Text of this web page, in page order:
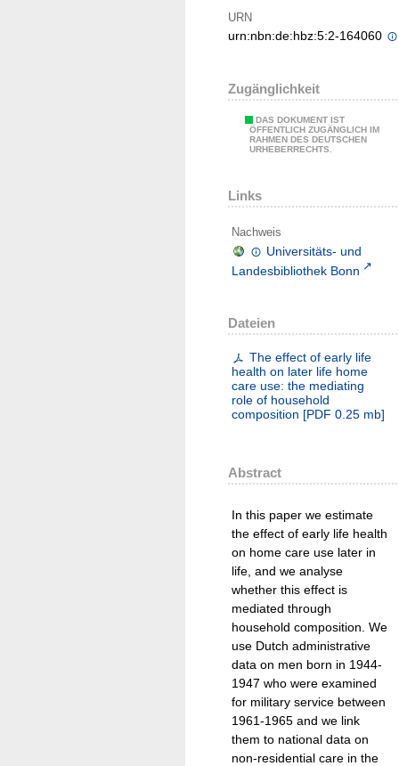
URN
urn:nbn:de:hbz:5:2-164060
Zugänglichkeit
DAS DOKUMENT IST
ÖFFENTLICH ZUGÄNGLICH IM
RAHMEN DES DEUTSCHEN
URHEBERRECHTS.
Links
Nachweis
Universitäts- und
Landesbibliothek Bonn
Dateien
The effect of early life
health on later life home
care use: the mediating
role of household
composition [PDF 0.25 mb]
Abstract
In this paper we estimate
the effect of early life health
on home care use later in
life, and we analyse
whether this effect is
mediated through
household composition. We
use Dutch administrative
data on men born in 1944-
1947 who were examined
for military service between
1961-1965 and we link
them to national data on
non-residential care in the